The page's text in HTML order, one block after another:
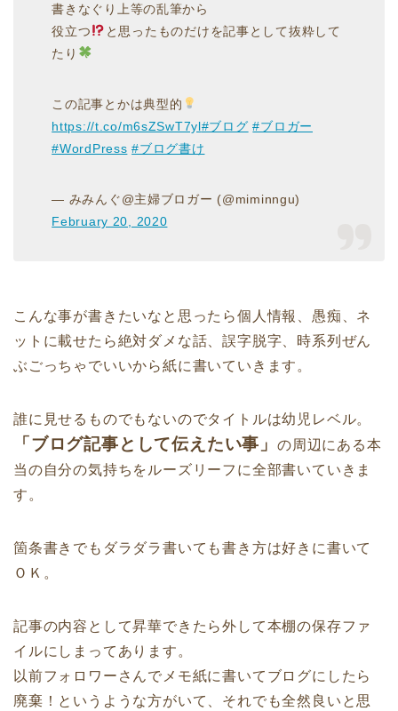
書きなぐり上等の乱筆から
役立つ
と思ったものだけを記事として抜粋して
たり
この記事とかは典型的
https://t.co/m6sZSwT7yl#ブログ #ブロガー
#WordPress #ブログ書け
— みみんぐ@主婦ブロガー (@miminngu)
February 20, 2020
こんな事が書きたいなと思ったら個人情報、愚痴、ネ
ットに載せたら絶対ダメな話、誤字脱字、時系列ぜん
ぶごっちゃでいいから紙に書いていきます。
誰に見せるものでもないのでタイトルは幼児レベル。
「ブログ記事として伝えたい事」
の周辺にある本
当の自分の気持ちをルーズリーフに全部書いていきま
す。
箇条書きでもダラダラ書いても書き方は好きに書いて
ＯＫ。
記事の内容として昇華できたら外して本棚の保存ファ
イルにしまってあります。
以前フォロワーさんでメモ紙に書いてブログにしたら
廃棄！というような方がいて、それでも全然良いと思